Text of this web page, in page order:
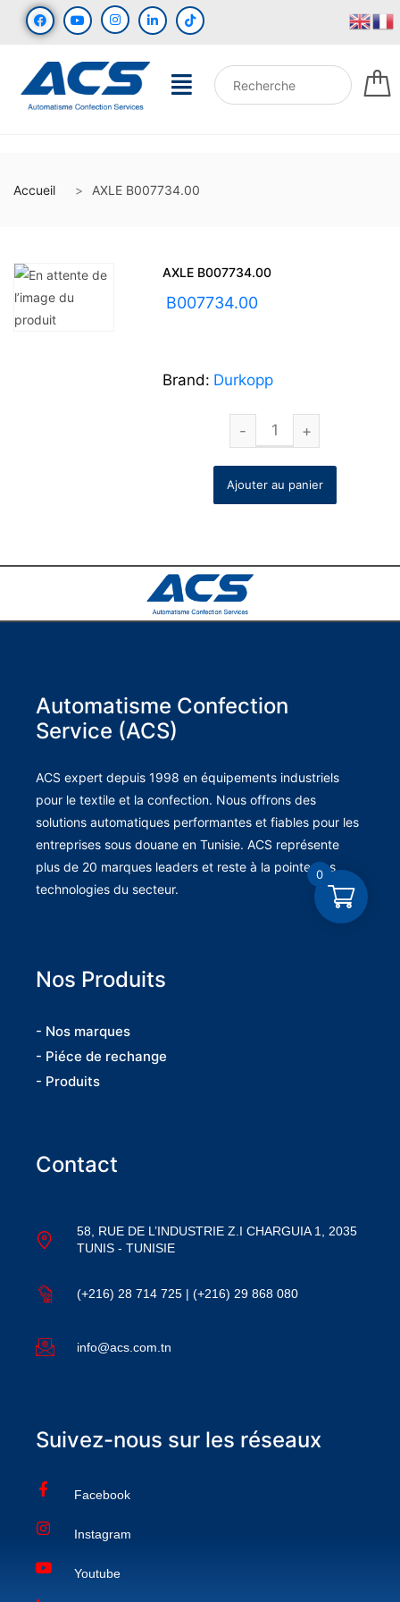
Accueil AXLE B007734.00
AXLE B007734.00
B007734.00
Brand: Durkopp
Ajouter au panier
Automatisme Confection
Service (ACS)
ACS expert depuis 1998 en équipements industriels
pour le textile et la confection. Nous offrons des
solutions automatiques performantes et fiables pour les
entreprises sous douane en Tunisie. ACS représente
plus de 20 marques leaders et reste à la pointe des
technologies du secteur.
Nos Produits
- Nos marques
- Piéce de rechange
- Produits
Contact
58, RUE DE L’INDUSTRIE Z.I CHARGUIA 1, 2035
TUNIS - TUNISIE
(+216) 28 714 725 | (+216) 29 868 080
info@acs.com.tn
Suivez-nous sur les réseaux
Facebook
Instagram
Youtube
0